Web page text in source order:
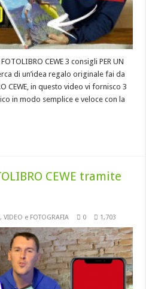
CEWE 3 consigli PER UN
di un’idea regalo originale fai da
CEWE, in questo video vi fornisco 3
in modo semplice e veloce con la
CEWE tramite
,VIDEO e FOTOGRAFIA 0 1,703